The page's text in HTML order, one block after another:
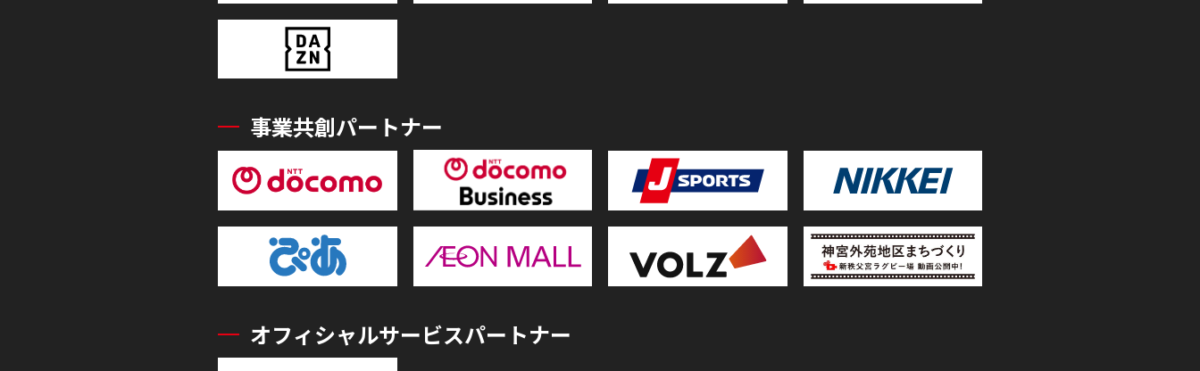
事業共創パートナー
オフィシャルサービスパートナー